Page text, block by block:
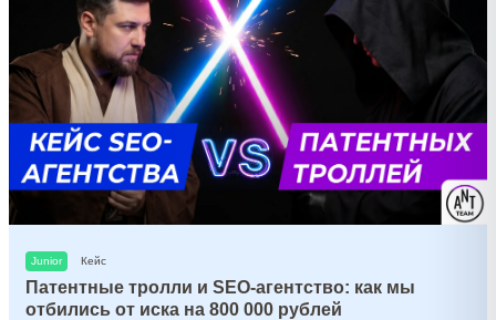
Junior Кейс
Патентные тролли и SEO-агентство: как мы
отбились от иска на 800 000 рублей